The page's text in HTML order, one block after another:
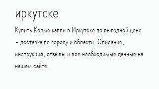
иркутске
Купить Колме капли в Иркутске по выгодной цене
- доставка по городу и области. Описание,
инструкция, отзывы и все необходимые данные на
нашем сайте.